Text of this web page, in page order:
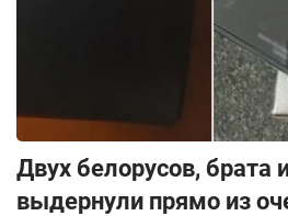
Двух белорусов, брата
выдернули прямо из